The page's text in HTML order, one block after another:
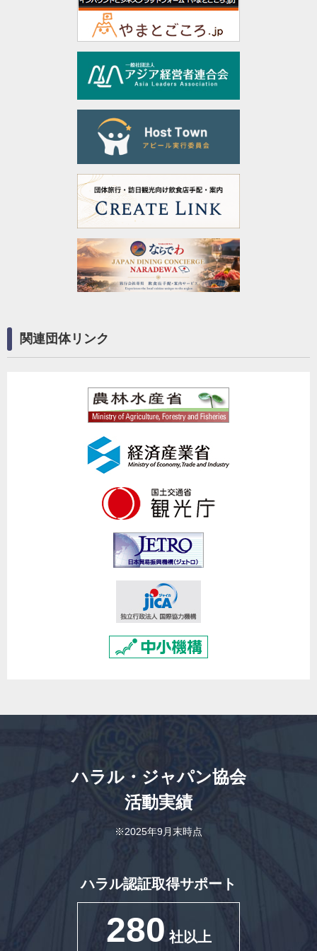
関連団体リンク
ハラル・ジャパン協会
活動実績
※2025年9月末時点
ハラル認証取得サポート
280 社以上